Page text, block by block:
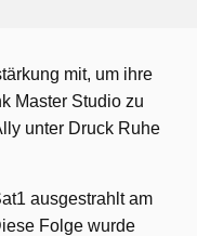
mit, um ihre
Master Studio zu
unter Druck Ruhe
ausgestrahlt am
Folge wurde